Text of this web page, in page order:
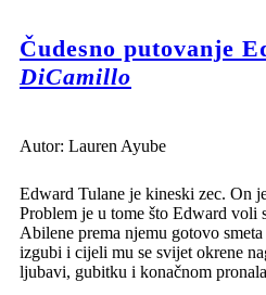
Čudesno putovanje
DiCamillo
Autor: Lauren Ayube
Edward Tulane je kineski zec. On
Problem je u tome što Edward voli
Abilene prema njemu gotovo
izgubi i cijeli mu se svijet okrene
ljubavi, gubitku i konačnom